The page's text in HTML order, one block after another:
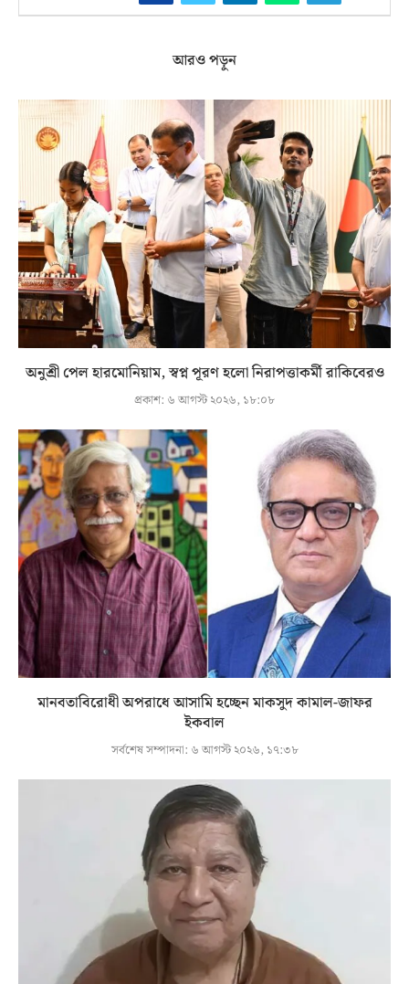
আরও পড়ুন
অনুশ্রী পেল হারমোনিয়াম, স্বপ্ন পূরণ হলো নিরাপত্তাকর্মী রাকিবেরও
প্রকাশ: ৬ আগস্ট ২০২৬, ১৮:০৮
মানবতাবিরোধী অপরাধে আসামি হচ্ছেন মাকসুদ কামাল-জাফর
ইকবাল
সর্বশেষ সম্পাদনা: ৬ আগস্ট ২০২৬, ১৭:৩৮